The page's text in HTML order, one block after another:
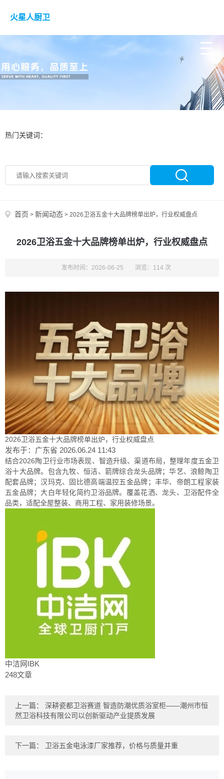
火星人厨卫
热门关键词：
首页 > 新闻动态 > 2026卫浴五金十大品牌榜单出炉，行业权威盘点
2026卫浴五金十大品牌榜单出炉，行业权威盘点
发布时间：2026-06-25 浏览：114 次
2026卫浴五金十大品牌榜单出炉，行业权威盘点
发布于：广东省 2026.06.24 11:43
结合2026陶卫行业市场表现、智造升级、渠道布局，整理年度五金卫
浴十大品牌。包含九牧、恒洁、箭牌综合龙头品牌；华艺、浪鲸陶卫
配套品牌；汉玛克、固比德高端温控五金品牌；丰华、帝朗工程家装
五金品牌；大白年轻化简约卫浴品牌。覆盖花洒、龙头、卫浴配件全
品类，适配全屋整装、商用工程、家用装修场景。
中洁网IBK
248文章
上一篇： 深耕瓷都卫浴赛道 智造防潮优质浴室柜——潮州市恒
然卫浴科技有限公司以创新驱动产业提质发展
下一篇： 卫浴五金电泳漆厂家推荐，价格与质量并重